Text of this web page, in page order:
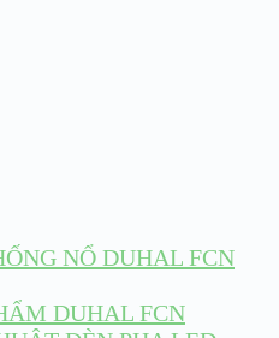
NỔ DUHAL FCN
DUHAL FCN